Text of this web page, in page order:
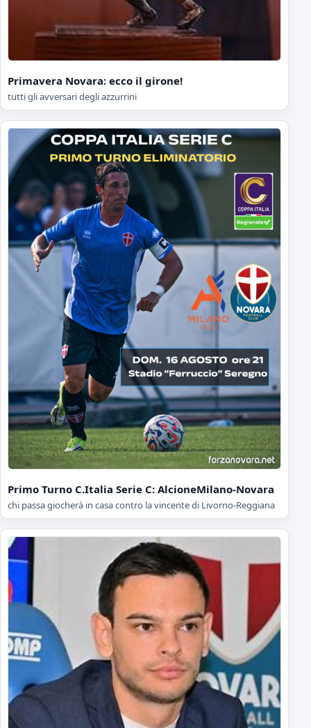
Primavera Novara: ecco il girone!
tutti gli avversari degli azzurrini
Primo Turno C.Italia Serie C: AlcioneMilano-Novara
chi passa giocherà in casa contro la vincente di Livorno-Reggiana